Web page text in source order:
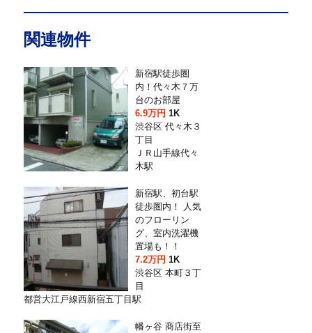
関連物件
新宿駅徒歩圏
内！代々木７万
台のお部屋
6.9万円1K
渋谷区 代々木３
丁目
ＪＲ山手線代々
木駅
新宿駅、初台駅
徒歩圏内！ 人気
のフローリン
グ、室内洗濯機
置場も！！
7.2万円1K
渋谷区 本町３丁
目
都営大江戸線西新宿五丁目駅
幡ヶ谷 商店街至